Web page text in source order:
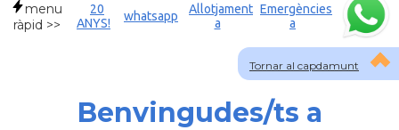
Tornar al capdamunt
menu
ràpid >>
20
ANYS!
whatsapp
Allotjament
a
Emergències
a
Benvingudes/ts a